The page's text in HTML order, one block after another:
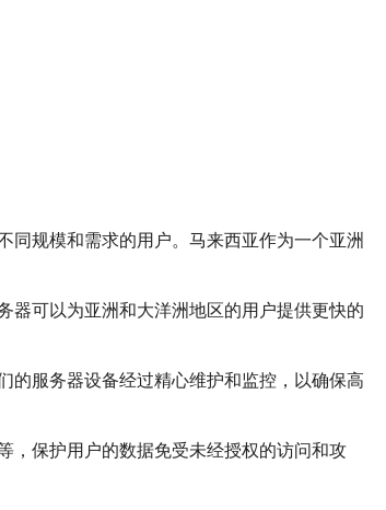
同规模和需求的用户。马来西亚作为一个亚洲
器可以为亚洲和大洋洲地区的用户提供更快的
的服务器设备经过精心维护和监控，以确保高
，保护用户的数据免受未经授权的访问和攻